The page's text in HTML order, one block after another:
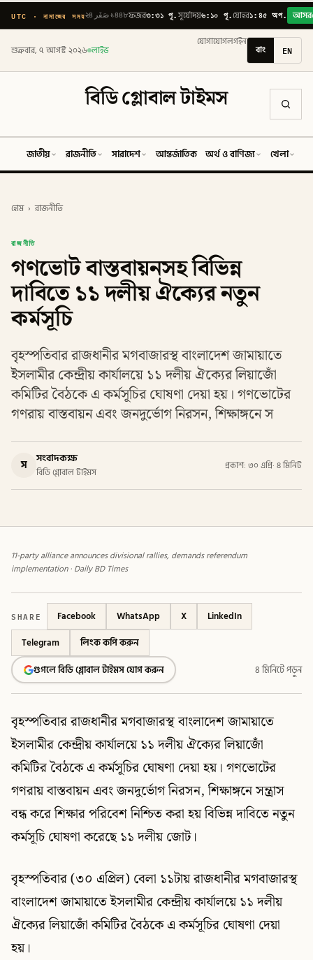
UTC · নামাজের সময় ২৪ صَفَر ১৪৪৮ফজর৩:৩১ পূ.সূর্যোদয়৬:১০ পূ.যোহর১:৪৫ অপ. আসর
শুক্রবার, ৭ আগস্ট ২০২৬ লাইভ
যোগাযোগলগইন
বাং EN
বিডি গ্লোবাল টাইমস
জাতীয় রাজনীতি সারাদেশ আন্তর্জাতিক অর্থ ও বাণিজ্য খেলা
হোম › রাজনীতি
রাজনীতি
গণভোট বাস্তবায়নসহ বিভিন্ন
দাবিতে ১১ দলীয় ঐক্যের নতুন
কর্মসূচি
বৃহস্পতিবার রাজধানীর মগবাজারস্থ বাংলাদেশ জামায়াতে
ইসলামীর কেন্দ্রীয় কার্যালয়ে ১১ দলীয় ঐক্যের লিয়াজোঁ
কমিটির বৈঠকে এ কর্মসূচির ঘোষণা দেয়া হয়। গণভোটের
গণরায় বাস্তবায়ন এবং জনদুর্ভোগ নিরসন, শিক্ষাঙ্গনে স
স সংবাদকক্ষ
বিডি গ্লোবাল টাইমস
প্রকাশ: ৩০ এপ্রি· ৪ মিনিট
11-party alliance announces divisional rallies, demands referendum
implementation · Daily BD Times
SHARE Facebook WhatsApp X
LinkedIn
Telegram
লিংক কপি করুন
গুগলে বিডি গ্লোবাল টাইমস যোগ করুন
৪ মিনিটে পড়ুন
বৃহস্পতিবার রাজধানীর মগবাজারস্থ বাংলাদেশ জামায়াতে
ইসলামীর কেন্দ্রীয় কার্যালয়ে ১১ দলীয় ঐক্যের লিয়াজোঁ
কমিটির বৈঠকে এ কর্মসূচির ঘোষণা দেয়া হয়। গণভোটের
গণরায় বাস্তবায়ন এবং জনদুর্ভোগ নিরসন, শিক্ষাঙ্গনে সন্ত্রাস
বন্ধ করে শিক্ষার পরিবেশ নিশ্চিত করা হয় বিভিন্ন দাবিতে নতুন
কর্মসূচি ঘোষণা করেছে ১১ দলীয় জোট।
বৃহস্পতিবার (৩০ এপ্রিল) বেলা ১১টায় রাজধানীর মগবাজারস্থ
বাংলাদেশ জামায়াতে ইসলামীর কেন্দ্রীয় কার্যালয়ে ১১ দলীয়
ঐক্যের লিয়াজোঁ কমিটির বৈঠকে এ কর্মসূচির ঘোষণা দেয়া
হয়।